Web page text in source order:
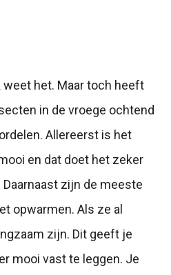
weet het. Maar toch heeft
in de vroege ochtend
Allereerst is het
en dat doet het zeker
zijn de meeste
opwarmen. Als ze al
zijn. Dit geeft je
mooi vast te leggen. Je